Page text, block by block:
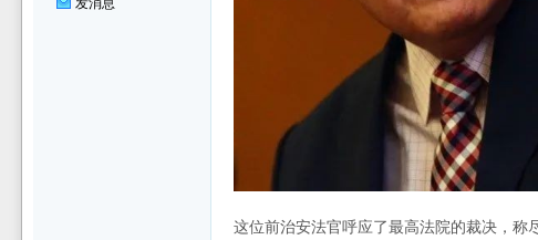
这位前治安法官呼应了最高法院的裁决，称